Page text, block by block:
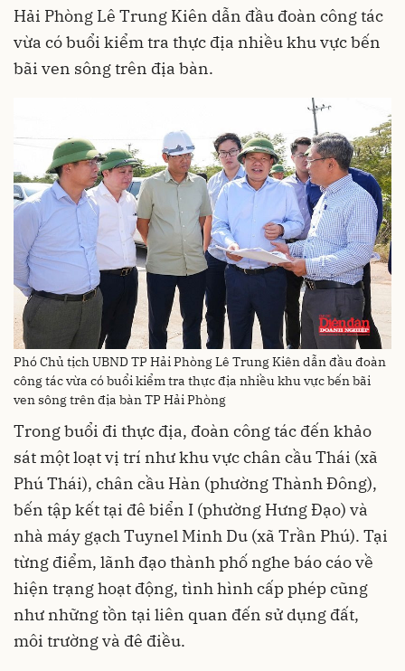
Hải Phòng Lê Trung Kiên dẫn đầu đoàn công tác
vừa có buổi kiểm tra thực địa nhiều khu vực bến
bãi ven sông trên địa bàn.
Phó Chủ tịch UBND TP Hải Phòng Lê Trung Kiên dẫn đầu đoàn
công tác vừa có buổi kiểm tra thực địa nhiều khu vực bến bãi
ven sông trên địa bàn TP Hải Phòng
Trong buổi đi thực địa, đoàn công tác đến khảo
sát một loạt vị trí như khu vực chân cầu Thái (xã
Phú Thái), chân cầu Hàn (phường Thành Đông),
bến tập kết tại đê biển I (phường Hưng Đạo) và
nhà máy gạch Tuynel Minh Du (xã Trần Phú). Tại
từng điểm, lãnh đạo thành phố nghe báo cáo về
hiện trạng hoạt động, tình hình cấp phép cũng
như những tồn tại liên quan đến sử dụng đất,
môi trường và đê điều.